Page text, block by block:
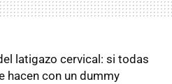
latigazo cervical: si todas
hacen con un dummy